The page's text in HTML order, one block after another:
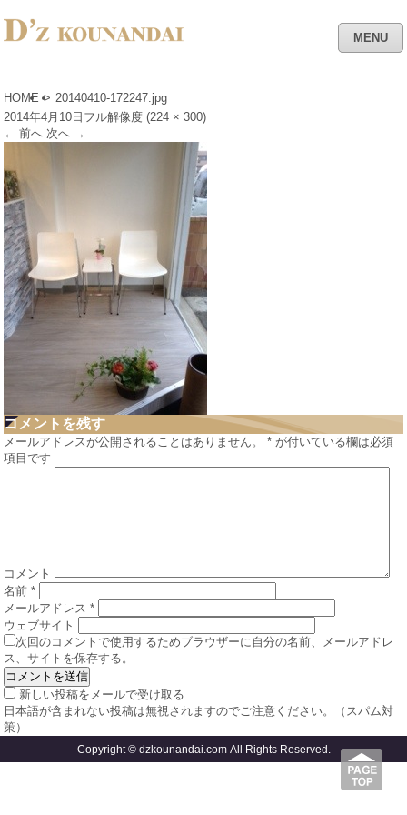
MENU
HOME > 20140410-172247.jpg
2014年4月10日 フル解像度 (224 × 300)
← 前へ 次へ →
コメントを残す
メールアドレスが公開されることはありません。 * が付いている欄は必須
項目です
コメント
名前*
メールアドレス*
ウェブサイト
次回のコメントで使用するためブラウザーに自分の名前、メールアドレ
ス、サイトを保存する。
新しい投稿をメールで受け取る
日本語が含まれない投稿は無視されますのでご注意ください。（スパム対
策）
Copyright © dzkounandai.com All Rights Reserved.